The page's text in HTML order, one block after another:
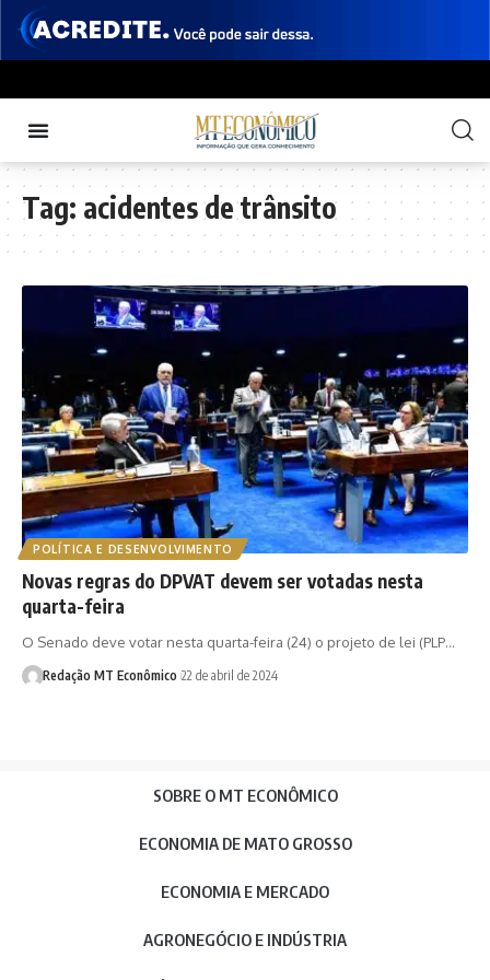
Tag: acidentes de trânsito
POLÍTICA E DESENVOLVIMENTO
Novas regras do DPVAT devem ser votadas nesta
quarta-feira
O Senado deve votar nesta quarta-feira (24) o projeto de lei (PLP…
Redação MT Econômico 22 de abril de 2024
SOBRE O MT ECONÔMICO
ECONOMIA DE MATO GROSSO
ECONOMIA E MERCADO
AGRONEGÓCIO E INDÚSTRIA